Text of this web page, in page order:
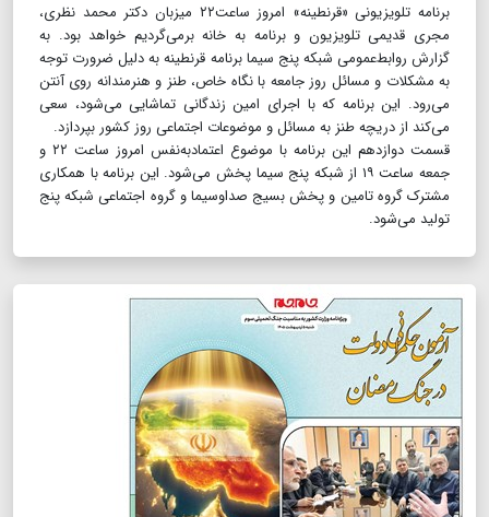
برنامه تلویزیونی «قرنطینه» امروز ساعت۲۲ میزبان دکتر محمد نظری،
مجری قدیمی تلویزیون و برنامه به خانه برمی‌گردیم خواهد بود. به
گزارش روابط‌عمومی شبکه پنج سیما برنامه قرنطینه به دلیل ضرورت توجه
به مشکلات و مسائل روز جامعه با نگاه خاص، طنز و هنرمندانه روی آنتن
می‌رود. این برنامه که با اجرای امین زندگانی تماشایی می‌شود، سعی
می‌کند از دریچه طنز به مسائل و موضوعات اجتماعی روز کشور بپردازد.
قسمت دوازدهم این برنامه با موضوع اعتمادبه‌نفس امروز ساعت ۲۲ و
جمعه ساعت ۱۹ از شبکه پنج سیما پخش می‌شود. این برنامه با همکاری
مشترک گروه تامین و پخش بسیج صداوسیما و گروه اجتماعی شبکه پنج
تولید می‌شود.